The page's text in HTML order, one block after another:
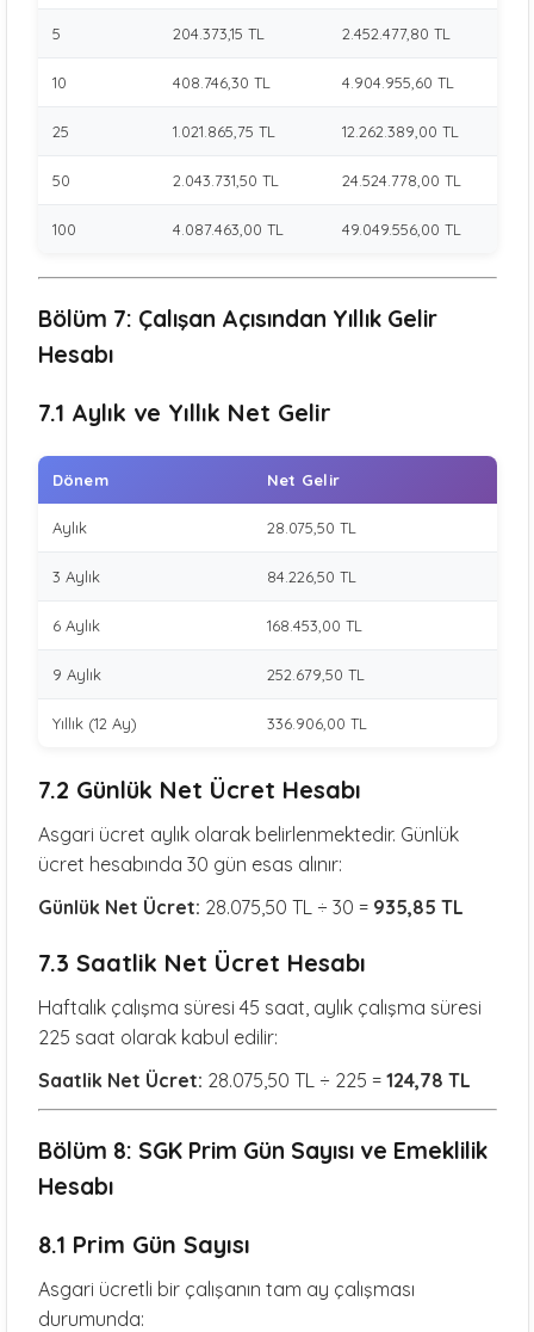
5 204.373,15 TL 2.452.477,80 TL
10 408.746,30 TL 4.904.955,60 TL
25 1.021.865,75 TL 12.262.389,00 TL
50 2.043.731,50 TL 24.524.778,00 TL
100 4.087.463,00 TL 49.049.556,00 TL
Bölüm 7: Çalışan Açısından Yıllık Gelir
Hesabı
7.1 Aylık ve Yıllık Net Gelir
Dönem Net Gelir
Aylık 28.075,50 TL
3 Aylık 84.226,50 TL
6 Aylık 168.453,00 TL
9 Aylık 252.679,50 TL
Yıllık (12 Ay) 336.906,00 TL
7.2 Günlük Net Ücret Hesabı
Asgari ücret aylık olarak belirlenmektedir. Günlük
ücret hesabında 30 gün esas alınır:
Günlük Net Ücret: 28.075,50 TL ÷ 30 = 935,85 TL
7.3 Saatlik Net Ücret Hesabı
Haftalık çalışma süresi 45 saat, aylık çalışma süresi
225 saat olarak kabul edilir:
Saatlik Net Ücret: 28.075,50 TL ÷ 225 = 124,78 TL
Bölüm 8: SGK Prim Gün Sayısı ve Emeklilik
Hesabı
8.1 Prim Gün Sayısı
Asgari ücretli bir çalışanın tam ay çalışması
durumunda: